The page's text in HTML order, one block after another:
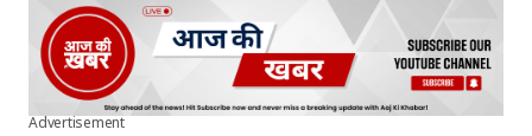
Advertisement